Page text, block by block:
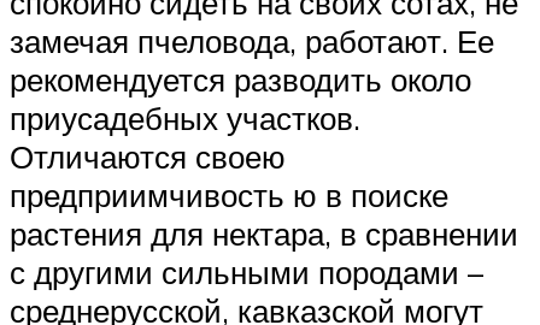
замечая пчеловода, работают. Ее
рекомендуется разводить около
приусадебных участков.
Отличаются своею
предприимчивость ю в поиске
растения для нектара, в сравнении
с другими сильными породами –
среднерусской, кавказской могут